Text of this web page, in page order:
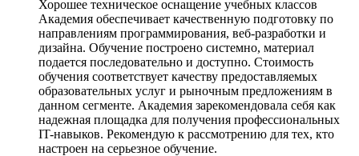
Хорошее техническое оснащение учебных классов
Академия обеспечивает качественную подготовку по
направлениям программирования, веб-разработки и
дизайна. Обучение построено системно, материал
подается последовательно и доступно. Стоимость
обучения соответствует качеству предоставляемых
образовательных услуг и рыночным предложениям в
данном сегменте. Академия зарекомендовала себя как
надежная площадка для получения профессиональных
IT-навыков. Рекомендую к рассмотрению для тех, кто
настроен на серьезное обучение.